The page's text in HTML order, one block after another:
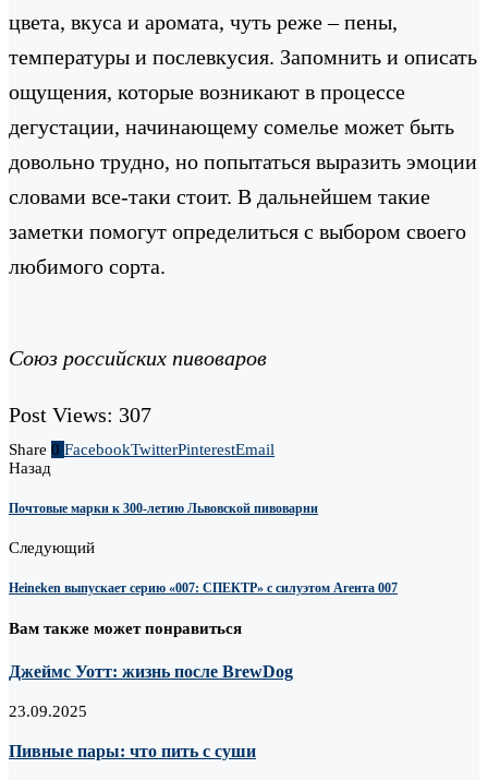
цвета, вкуса и аромата, чуть реже – пены,
температуры и послевкусия. Запомнить и описать
ощущения, которые возникают в процессе
дегустации, начинающему сомелье может быть
довольно трудно, но попытаться выразить эмоции
словами все-таки стоит. В дальнейшем такие
заметки помогут определиться с выбором своего
любимого сорта.
Союз российских пивоваров
Post Views: 307
Share 0 FacebookTwitterPinterestEmail
Назад
Почтовые марки к 300-летию Львовской пивоварни
Следующий
Heineken выпускает серию «007: СПЕКТР» с силуэтом Агента 007
Вам также может понравиться
Джеймс Уотт: жизнь после BrewDog
23.09.2025
Пивные пары: что пить с суши